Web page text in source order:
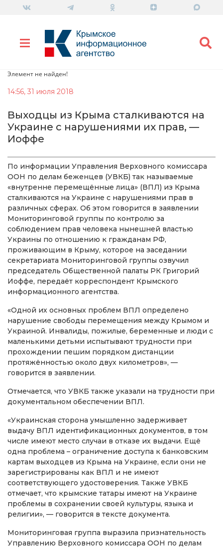
Элемент не найден!
14:56, 31 июля 2018
Выходцы из Крыма сталкиваются на
Украине с нарушениями их прав, —
Иоффе
По информации Управления Верховного комиссара
ООН по делам беженцев (УВКБ) так называемые
«внутренне перемещённые лица» (ВПЛ) из Крыма
сталкиваются на Украине с нарушениями прав в
различных сферах. Об этом говорится в заявлении
Мониторинговой группы по контролю за
соблюдением прав человека нынешней властью
Украины по отношению к гражданам РФ,
проживающим в Крыму, которое на заседании
секретариата Мониторинговой группы озвучил
председатель Общественной палаты РК Григорий
Иоффе, передаёт корреспондент Крымского
информационного агентства.
«Одной их основных проблем ВПЛ определено
нарушение свободы перемещения между Крымом и
Украиной. Инвалиды, пожилые, беременные и люди с
маленькими детьми испытывают трудности при
прохождении пешим порядком дистанции
протяжённостью около двух километров», —
говорится в заявлении.
Отмечается, что УВКБ также указали на трудности при
документальном обеспечении ВПЛ.
«Украинская сторона умышленно задерживает
выдачу ВПЛ идентификационных документов, в том
числе имеют место случаи в отказе их выдачи. Ещё
одна проблема – ограничение доступа к банковским
картам выходцев из Крыма на Украине, если они не
зарегистрированы как ВПЛ и не имеют
соответствующего удостоверения. Также УВКБ
отмечает, что крымские татары имеют на Украине
проблемы в сохранении своей культуры, языка и
религии», — говорится в тексте документа.
Мониторинговая группа выразила признательность
Управлению Верховного комиссара ООН по делам